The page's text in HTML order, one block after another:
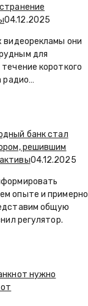
04.12.2025
видеорекламы они
для
короткого
радио…
банк стал
решившим
04.12.2025
опыте и примерно
общую
регулятор.
нужно